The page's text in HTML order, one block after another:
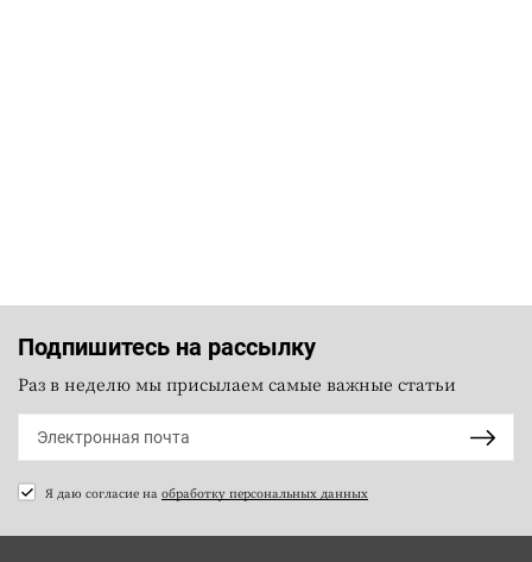
Подпишитесь на рассылку
Раз в неделю мы присылаем самые важные статьи
Я даю согласие на обработку персональных данных